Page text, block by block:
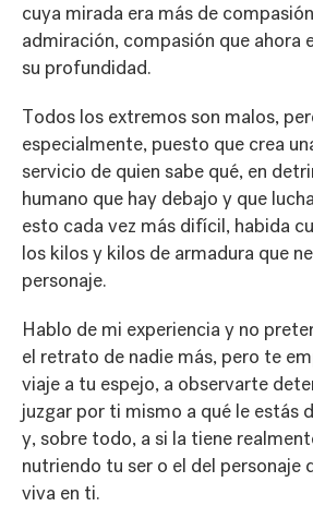
cuya mirada era más de
admiración, compasión que ahora
su profundidad.
Todos los extremos son malos,
especialmente, puesto que crea
servicio de quien sabe qué, en
humano que hay debajo y que
esto cada vez más difícil, habida
los kilos y kilos de armadura que
personaje.
Hablo de mi experiencia y no
el retrato de nadie más, pero te
viaje a tu espejo, a observarte
juzgar por ti mismo a qué le estás
y, sobre todo, a si la tiene
nutriendo tu ser o el del personaje
viva en ti.